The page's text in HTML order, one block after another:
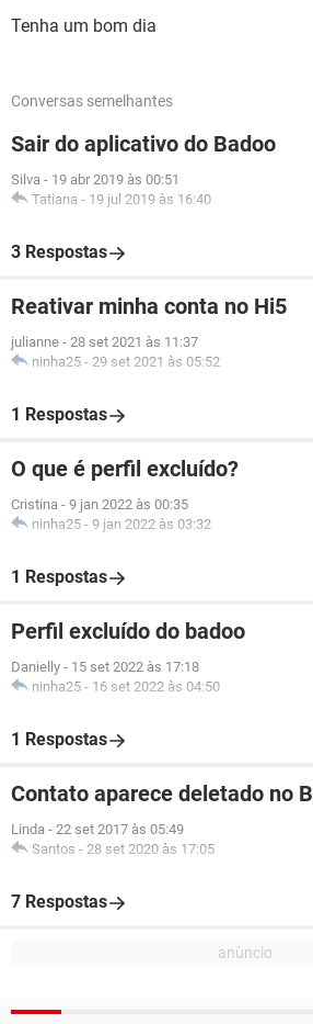
Tenha um bom dia
Conversas semelhantes
Sair do aplicativo do Badoo
Silva - 19 abr 2019 às 00:51
Tatiana - 19 jul 2019 às 16:40
3 Respostas
Reativar minha conta no Hi5
julianne - 28 set 2021 às 11:37
ninha25 - 29 set 2021 às 05:52
1 Respostas
O que é perfil excluído?
Cristina - 9 jan 2022 às 00:35
ninha25 - 9 jan 2022 às 03:32
1 Respostas
Perfil excluído do badoo
Danielly - 15 set 2022 às 17:18
ninha25 - 16 set 2022 às 04:50
1 Respostas
Contato aparece deletado no
Linda - 22 set 2017 às 05:49
Santos - 28 set 2020 às 17:05
7 Respostas